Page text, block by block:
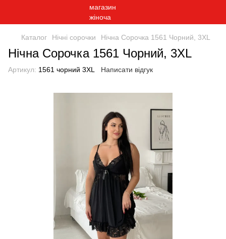
Каталог Нічні сорочки Нічна Сорочка 1561 Чорний, 3XL
Нічна Сорочка 1561 Чорний, 3XL
Артикул: 1561 чорний 3XL Написати відгук